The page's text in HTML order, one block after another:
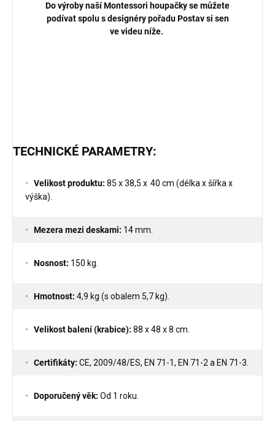
Do výroby naší Montessori houpačky se můžete
podívat spolu s designéry pořadu Postav si sen
ve videu níže.
TECHNICKÉ PARAMETRY:
Velikost produktu: 85 x 38,5 x 40 cm (délka x šířka x
výška).
Mezera mezi deskami: 14 mm.
Nosnost: 150 kg.
Hmotnost: 4,9 kg (s obalem 5,7 kg).
Velikost balení (krabice): 88 x 48 x 8 cm.
Certifikáty: CE, 2009/48/ES, EN 71-1, EN 71-2 a EN 71-3.
Doporučený věk: Od 1 roku.